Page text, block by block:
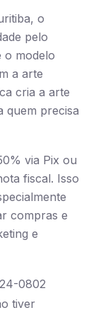
o
pelo
o modelo
a arte
cria a arte
quem precisa
via Pix ou
fiscal. Isso
compras e
e
0802
tiver